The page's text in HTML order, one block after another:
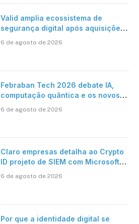
Valid amplia ecossistema de
segurança digital após aquisições
6 de agosto de 2026
Febraban Tech 2026 debate IA,
computação quântica e os novos
6 de agosto de 2026
Claro empresas detalha ao Crypto
ID projeto de SIEM com Microsoft
Sentinel, IA e resposta
6 de agosto de 2026
Por que a identidade digital se